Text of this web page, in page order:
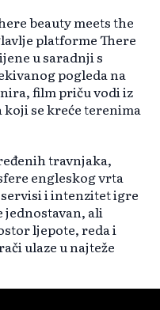
beauty meets the
platforme There
u saradnji s
pogleda na
film priču vodi iz
se kreće terenima
travnjaka,
engleskog vrta
i intenzitet igre
jednostavan, ali
ljepote, reda i
ulaze u najteže